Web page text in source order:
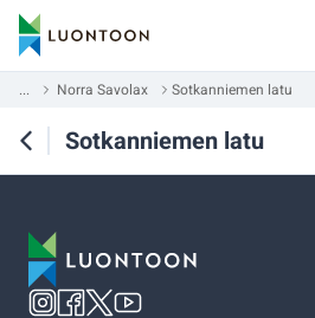
... Norra Savolax Sotkanniemen latu
Sotkanniemen latu